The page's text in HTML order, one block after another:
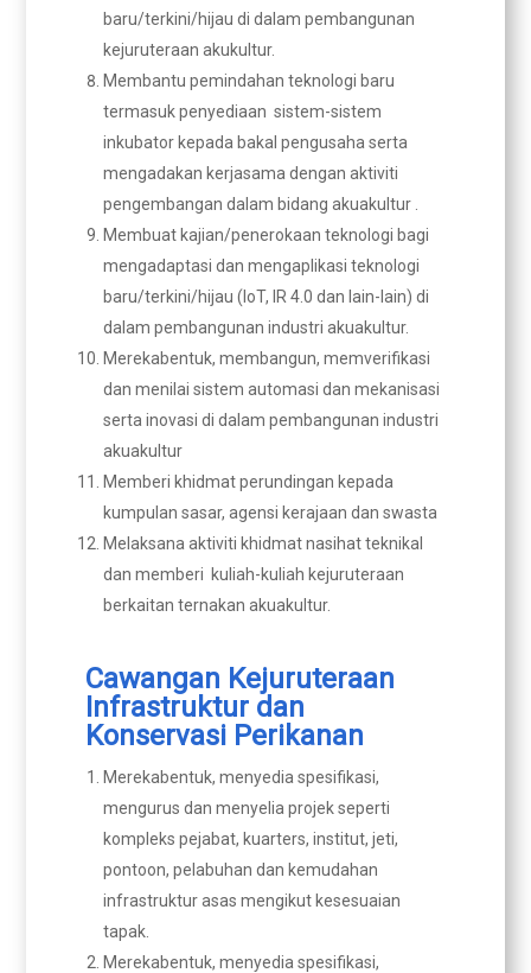
baru/terkini/hijau di dalam pembangunan
kejuruteraan akukultur.
Membantu pemindahan teknologi baru
termasuk penyediaan sistem-sistem
inkubator kepada bakal pengusaha serta
mengadakan kerjasama dengan aktiviti
pengembangan dalam bidang akuakultur .
Membuat kajian/penerokaan teknologi bagi
mengadaptasi dan mengaplikasi teknologi
baru/terkini/hijau (IoT, IR 4.0 dan lain-lain) di
dalam pembangunan industri akuakultur.
Merekabentuk, membangun, memverifikasi
dan menilai sistem automasi dan mekanisasi
serta inovasi di dalam pembangunan industri
akuakultur
Memberi khidmat perundingan kepada
kumpulan sasar, agensi kerajaan dan swasta
Melaksana aktiviti khidmat nasihat teknikal
dan memberi kuliah-kuliah kejuruteraan
berkaitan ternakan akuakultur.
Cawangan Kejuruteraan
Infrastruktur dan
Konservasi Perikanan
Merekabentuk, menyedia spesifikasi,
mengurus dan menyelia projek seperti
kompleks pejabat, kuarters, institut, jeti,
pontoon, pelabuhan dan kemudahan
infrastruktur asas mengikut kesesuaian
tapak.
Merekabentuk, menyedia spesifikasi,